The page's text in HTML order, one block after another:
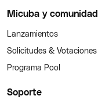
Micuba y comunidad
Lanzamientos
Solicitudes & Votaciones
Programa Pool
Soporte